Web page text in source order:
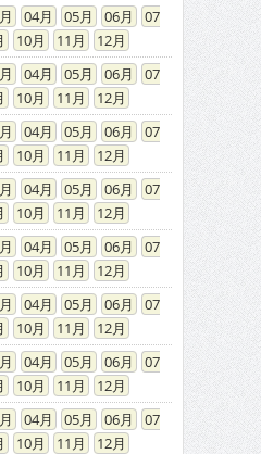
04 05 06
07
10 11
12
04 05 06
07
10 11
12
04 05 06
07
10 11
12
04 05 06
07
10 11
12
04 05 06
07
10 11
12
04 05 06
07
10 11
12
04 05 06
07
10 11
12
04 05 06
07
10 11
12